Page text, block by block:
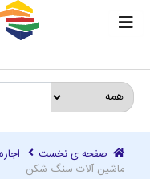
صفحه ی نخست
ماشین آلات سنگ شکن